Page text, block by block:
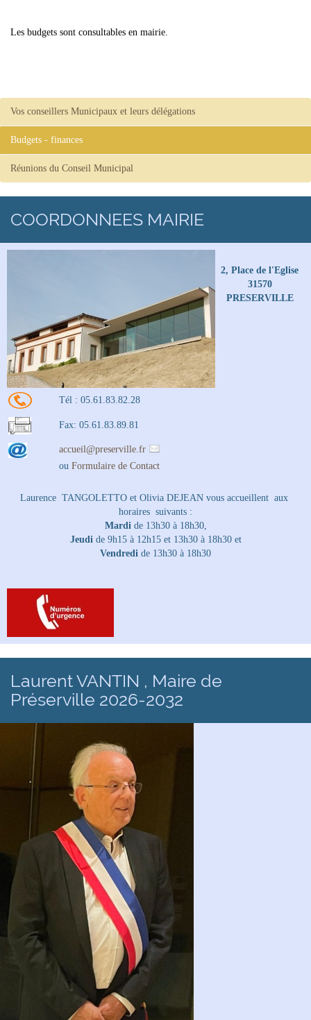
Les budgets sont consultables en mairie.
Vos conseillers Municipaux et leurs délégations
Budgets - finances
Réunions du Conseil Municipal
COORDONNEES MAIRIE
2, Place de l'Eglise
31570
PRESERVILLE
Tél : 05.61.83.82.28
Fax: 05.61.83.89.81
accueil@preserville.fr
ou Formulaire de Contact
Laurence TANGOLETTO et Olivia DEJEAN vous accueillent aux
horaires suivants :
Mardi de 13h30 à 18h30,
Jeudi de 9h15 à 12h15 et 13h30 à 18h30 et
Vendredi de 13h30 à 18h30
Laurent VANTIN , Maire de
Préserville 2026-2032